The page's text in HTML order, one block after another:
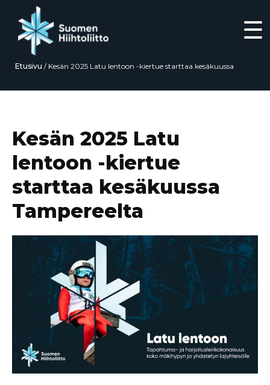
☰
Etusivu / Kesän 2025 Latu lentoon -kiertue starttaa kesäkuussa
Kesän 2025 Latu
lentoon -kiertue
starttaa kesäkuussa
Tampereelta